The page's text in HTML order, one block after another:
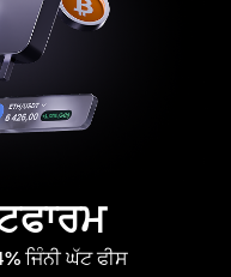
ਜਿੰਨੀ ਘੱਟ ਫੀਸ